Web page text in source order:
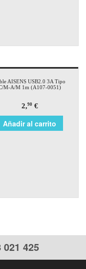
AISENS USB2.0 3A Tipo
M-A/M 1m (A107-0051)
2,90€
Añadir al carrito
425